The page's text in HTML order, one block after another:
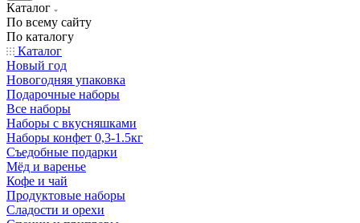
Каталог
По всему сайту
По каталогу
Каталог
Новый год
Новогодняя упаковка
Подарочные наборы
Все наборы
Наборы с вкусняшками
Наборы конфет 0,3-1.5кг
Съедобные подарки
Мёд и варенье
Кофе и чай
Продуктовые наборы
Сладости и орехи